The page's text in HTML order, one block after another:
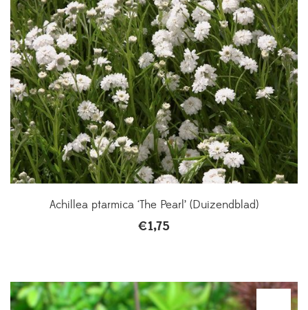
Achillea ptarmica ‘The Pearl’ (Duizendblad)
€1,75